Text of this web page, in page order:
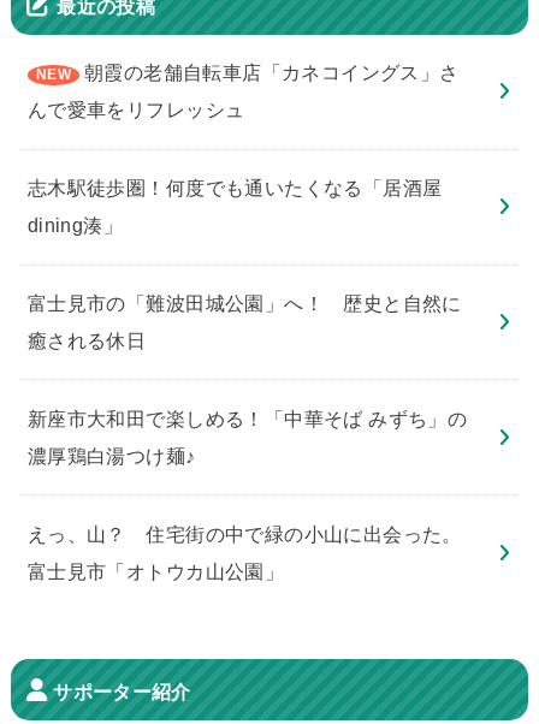
最近の投稿
朝霞の老舗自転車店「カネコイングス」さ
んで愛車をリフレッシュ
志木駅徒歩圏！何度でも通いたくなる「居酒屋
dining湊」
​富士見市の「難波田城公園」へ！ 歴史と自然に
癒される休日
新座市大和田で楽しめる！「中華そば みずち」の
濃厚鶏白湯つけ麺♪
えっ、山？ 住宅街の中で緑の小山に出会った。
富士見市「オトウカ山公園」
サポーター紹介